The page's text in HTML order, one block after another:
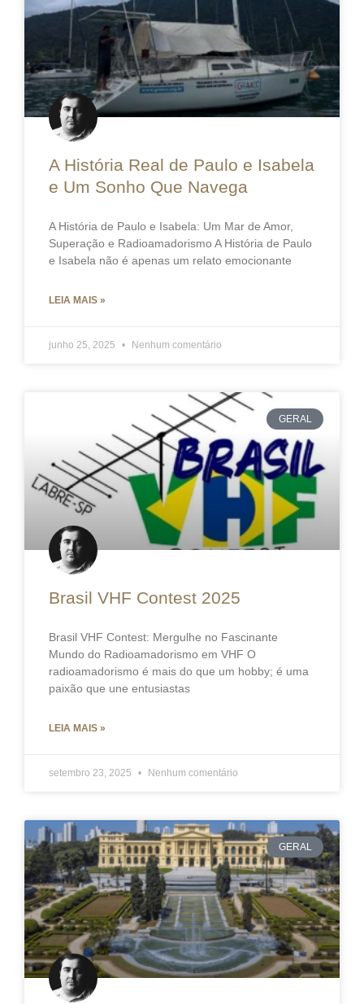
A História Real de Paulo e Isabela
e Um Sonho Que Navega
A História de Paulo e Isabela: Um Mar de Amor,
Superação e Radioamadorismo A História de Paulo
e Isabela não é apenas um relato emocionante
LEIA MAIS »
junho 25, 2025 Nenhum comentário
GERAL
Brasil VHF Contest 2025
Brasil VHF Contest: Mergulhe no Fascinante
Mundo do Radioamadorismo em VHF O
radioamadorismo é mais do que um hobby; é uma
paixão que une entusiastas
LEIA MAIS »
setembro 23, 2025 Nenhum comentário
GERAL